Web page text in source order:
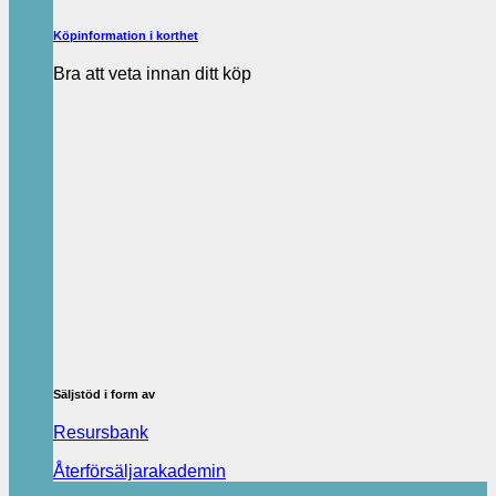
Köpinformation i korthet
Bra att veta innan ditt köp
Säljstöd i form av
Resursbank
Återförsäljarakademin